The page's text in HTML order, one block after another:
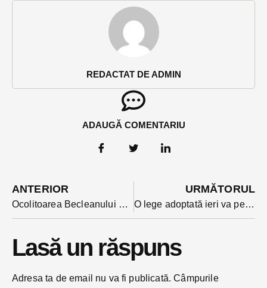
REDACTAT DE ADMIN
ADAUGĂ COMENTARIU
ANTERIOR
Ocolitoarea Becleanului are avizul de la Ministerul Transporturilor: lucrările pot începe, anunță primarul
URMĂTORUL
O lege adoptată ieri va permite plata online a taxelor și impozitelor în orice colț din județ. Ce precizări face președintele USR BN despre inițiatori
Lasă un răspuns
Adresa ta de email nu va fi publicată. Câmpurile